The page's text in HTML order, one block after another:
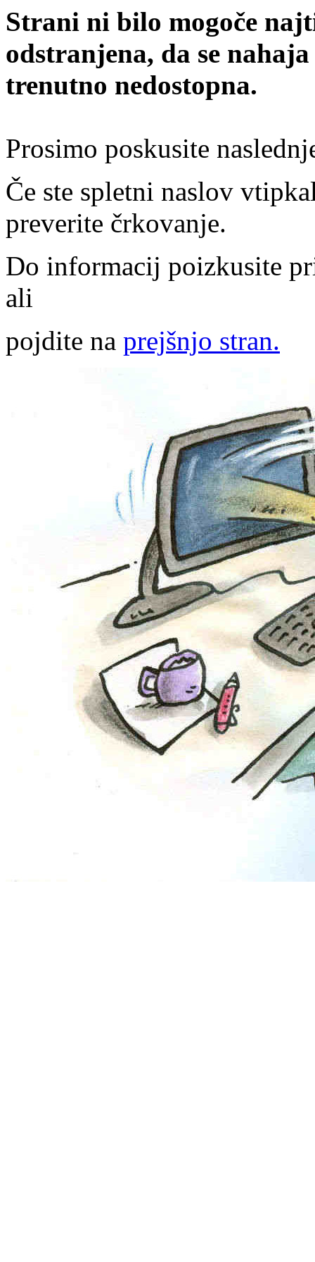
Strani ni bilo mogoče
odstranjena, da se
trenutno nedostopna.
Prosimo poskusite
Če ste spletni naslov
preverite črkovanje.
Do informacij poizkusite
ali
pojdite na prejšnjo stran.